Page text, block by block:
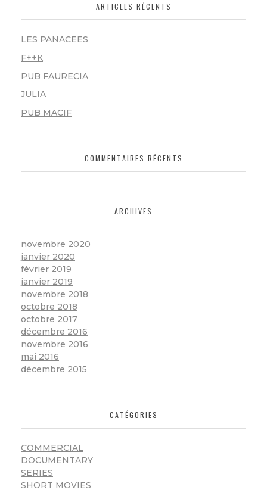
ARTICLES RÉCENTS
LES PANACEES
F++K
PUB FAURECIA
JULIA
PUB MACIF
COMMENTAIRES RÉCENTS
ARCHIVES
novembre 2020
janvier 2020
février 2019
janvier 2019
novembre 2018
octobre 2018
octobre 2017
décembre 2016
novembre 2016
mai 2016
décembre 2015
CATÉGORIES
COMMERCIAL
DOCUMENTARY
SERIES
SHORT MOVIES